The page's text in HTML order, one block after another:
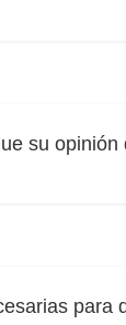
su
para